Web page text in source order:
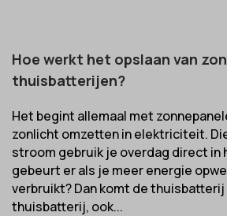
Hoe werkt het opslaan van
thuisbatterijen?
Het begint allemaal met
zonlicht omzetten in elektriciteit.
stroom gebruik je overdag direct in
gebeurt er als je meer energie
verbruikt? Dan komt de thuisbatterij
thuisbatterij, ook...